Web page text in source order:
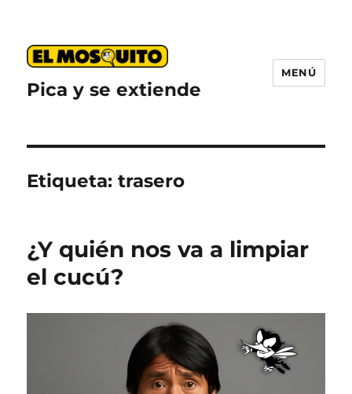
Pica y se extiende
MENÚ
Etiqueta:trasero
¿Y quién nos va a limpiar
el cucú?